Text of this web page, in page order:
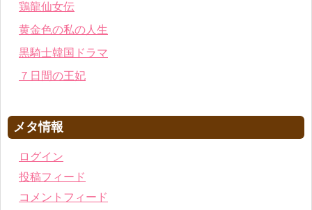
鶏龍仙女伝
黄金色の私の人生
黒騎士韓国ドラマ
７日間の王妃
メタ情報
ログイン
投稿フィード
コメントフィード